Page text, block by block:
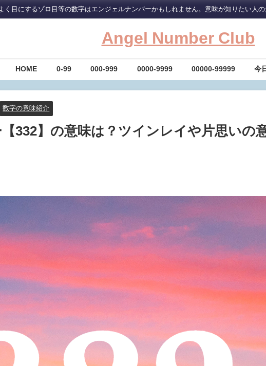
く目にするゾロ目等の数字はエンジェルナンバーかもしれません。意味が知りたい人の
Angel Number Club
HOME 0-99 000-999 0000-9999 00000-99999 今
数字の意味紹介
332】の意味は？ツインレイや片思いの